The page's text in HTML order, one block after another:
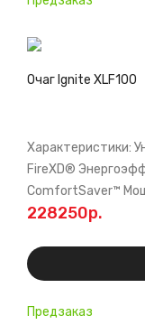
Предзаказ
Очаг Ignite XLF100
Характеристики:
FireXD®
ComfortSaver™
228250р.